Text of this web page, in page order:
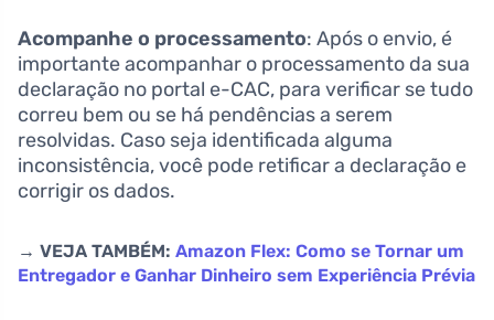
Acompanhe o processamento: Após o envio, é
importante acompanhar o processamento da sua
declaração no portal e-CAC, para verificar se tudo
correu bem ou se há pendências a serem
resolvidas. Caso seja identificada alguma
inconsistência, você pode retificar a declaração e
corrigir os dados.
→ VEJA TAMBÉM: Amazon Flex: Como se Tornar um
Entregador e Ganhar Dinheiro sem Experiência Prévia